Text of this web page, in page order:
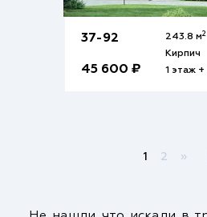
37-92
45 600 ₽
243.8 м2
Кирпич
1 этаж +
1 2 »